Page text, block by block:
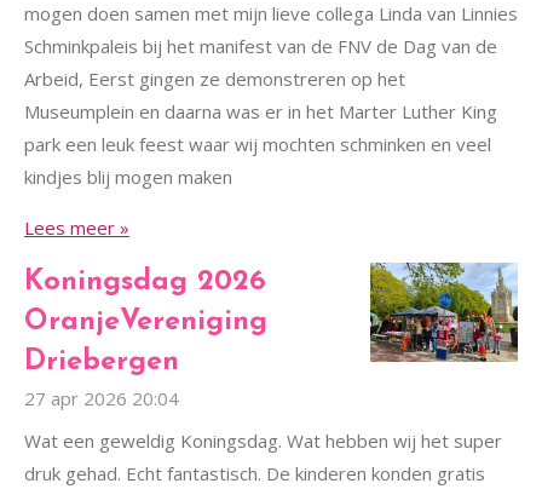
mogen doen samen met mijn lieve collega Linda van Linnies
Schminkpaleis bij het manifest van de FNV de Dag van de
Arbeid, Eerst gingen ze demonstreren op het
Museumplein en daarna was er in het Marter Luther King
park een leuk feest waar wij mochten schminken en veel
kindjes blij mogen maken
Lees meer »
Koningsdag 2026
OranjeVereniging
Driebergen
27 apr 2026 20:04
Wat een geweldig Koningsdag. Wat hebben wij het super
druk gehad. Echt fantastisch. De kinderen konden gratis